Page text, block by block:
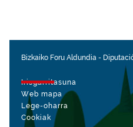
Bizkaiko Foru Aldundia -
Irisgarritasuna
Web mapa
Lege-oharra
Cookiak